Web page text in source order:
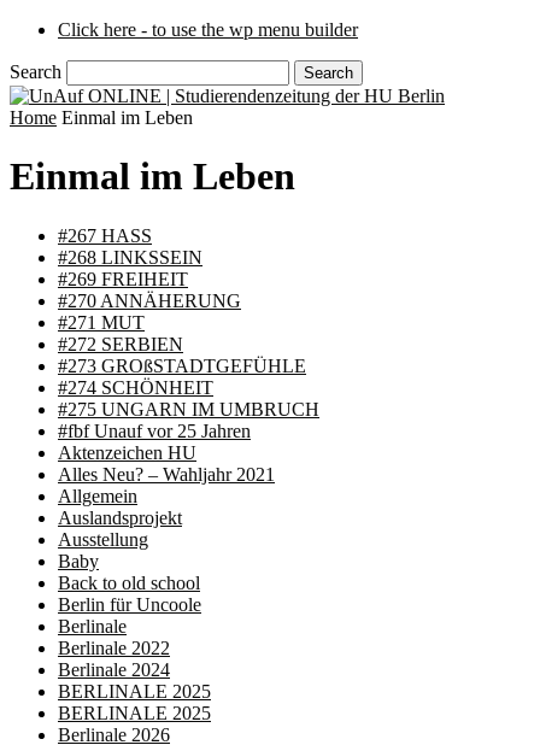
Click here - to use the wp menu builder
Search
Home Einmal im Leben
Einmal im Leben
#267 HASS
#268 LINKSSEIN
#269 FREIHEIT
#270 ANNÄHERUNG
#271 MUT
#272 SERBIEN
#273 GROßSTADTGEFÜHLE
#274 SCHÖNHEIT
#275 UNGARN IM UMBRUCH
#fbf Unauf vor 25 Jahren
Aktenzeichen HU
Alles Neu? – Wahljahr 2021
Allgemein
Auslandsprojekt
Ausstellung
Baby
Back to old school
Berlin für Uncoole
Berlinale
Berlinale 2022
Berlinale 2024
BERLINALE 2025
BERLINALE 2025
Berlinale 2026